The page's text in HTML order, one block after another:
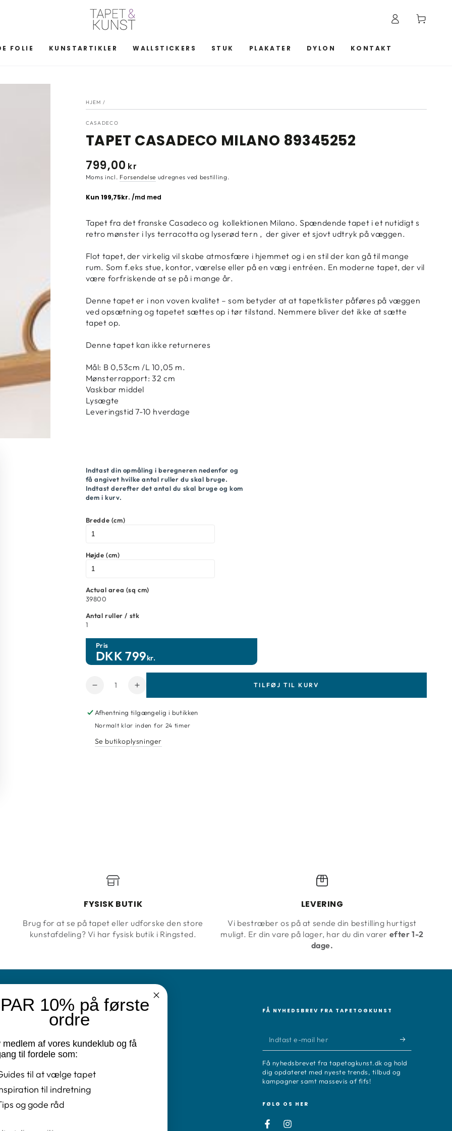
FOLIE KUNSTARTIKLER WALLSTICKERS STUK PLAKATER DYLON KONTAKT
Log
ind
Kurv
HJEM /
CASADECO
TAPET CASADECO MILANO 89345252
Normal
pris
799,00 kr
Moms incl. Forsendelse udregnes ved bestilling.
Tapet fra det franske Casadeco og kollektionen Milano. Spændende tapet i et nutidigt s
retro mønster i lys terracotta og lyserød tern , der giver et sjovt udtryk på væggen.
Flot tapet, der virkelig vil skabe atmosfære i hjemmet og i en stil der kan gå til mange
rum. Som f.eks stue, kontor, værelse eller på en væg i entréen. En moderne tapet, der vil
være forfriskende at se på i mange år.
Denne tapet er i non voven kvalitet – som betyder at at tapetklister påføres på væggen
ved opsætning og tapetet sættes op i tør tilstand. Nemmere bliver det ikke at sætte
tapet op.
Denne tapet kan ikke returneres
Mål: B 0,53cm /L 10,05 m.
Mønsterrapport: 32 cm
Vaskbar middel
Lysægte
Leveringstid 7-10 hverdage
Indtast din opmåling i beregneren nedenfor og
få angivet hvilke antal ruller du skal bruge.
Indtast derefter det antal du skal bruge og kom
dem i kurv.
Bredde (cm)
Højde (cm)
Actual area (sq cm)
39800
Antal ruller / stk
1
Pris
DKK 799kr.
Antal
Reducer
for
Tapet
Milano
Forøg
mængde
for
Tapet
Milano
TILFØJ TIL KURV
Afhentning tilgængelig i butikken
Normalt klar inden for 24 timer
Se butikoplysninger
FYSISK BUTIK
Brug for at se på tapet eller udforske den store
kunstafdeling? Vi har fysisk butik i Ringsted.
LEVERING
Vi bestræber os på at sende din bestilling hurtigst
muligt. Er din vare på lager, har du din varer efter 1-2
dage.
FÅ NYHEDSBREV FRA TAPETOGKUNST
Indtast
e-
mail
her
Få nyhedsbrevet fra tapetogkunst.dk og hold
dig opdateret med nyeste trends, tilbud og
kampagner samt massevis af fifs!
FØLG OS HER
10% på første
ordre
medlem af vores kundeklub og få
til fordele som:
til at vælge tapet
til indretning
og gode råd